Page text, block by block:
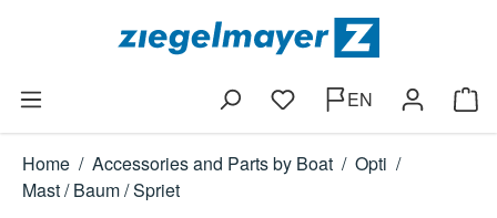
Skip to main content
You have 0 wishlist items
EN
Home / Accessories and Parts by Boat / Opti /
Mast / Baum / Spriet